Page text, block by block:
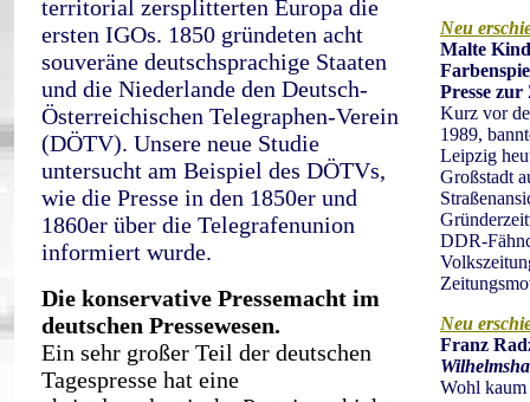
territorial zersplitterten Europa die
ersten IGOs. 1850 gründeten acht
souveräne deutschsprachige Staaten
und die Niederlande den Deutsch-
Österreichischen Telegraphen-Verein
(DÖTV). Unsere neue Studie
untersucht am Beispiel des DÖTVs,
wie die Presse in den 1850er und
1860er über die Telegrafenunion
informiert wurde.
Die konservative Pressemacht im
deutschen Pressewesen.
Ein sehr großer Teil der deutschen
Tagespresse hat eine
Neu
Malte
Presse
Kurz vor
1989,
Leipzig
Großstadt
DDR-
Neu
Franz
Wohl kaum